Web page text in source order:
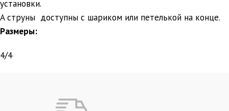
установки.
A струны доступны с шариком или петелькой на конце.
Размеры:
4/4